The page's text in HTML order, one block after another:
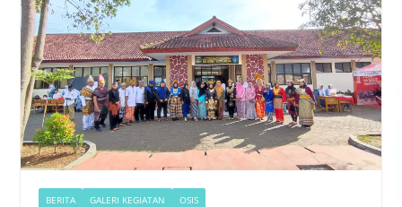
BERITA GALERI KEGIATAN OSIS